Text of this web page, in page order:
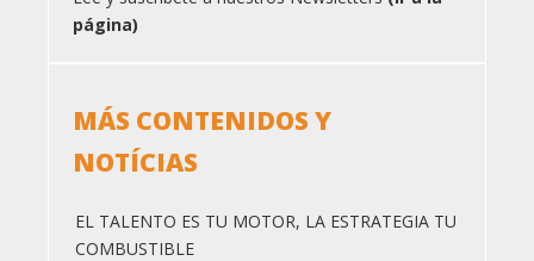
página)
MÁS CONTENIDOS Y
NOTÍCIAS
EL TALENTO ES TU MOTOR, LA ESTRATEGIA TU
COMBUSTIBLE